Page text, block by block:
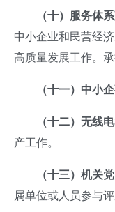
（十）服务体
中小企业和民营经
高质量发展工作。
（十一） 中小
（十二）无线
产工作。
（十三）机关党
属单位或人员参与